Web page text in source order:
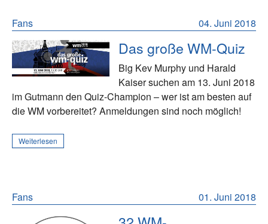
04. Juni 2018
Fans
Das große WM-Quiz
Big Kev Murphy und Harald
Kaiser suchen am 13. Juni 2018
im Gutmann den Quiz-Champion – wer ist am besten auf
die WM vorbereitet? Anmeldungen sind noch möglich!
Weiterlesen
01. Juni 2018
Fans